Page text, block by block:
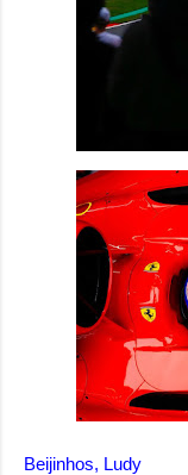
Beijinhos, Ludy